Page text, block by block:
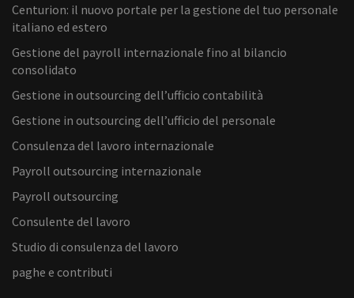
Centurion: il nuovo portale per la gestione del tuo personale
italiano ed estero
Gestione del payroll internazionale fino al bilancio
consolidato
Gestione in outsourcing dell’ufficio contabilità
Gestione in outsourcing dell’ufficio del personale
Consulenza del lavoro internazionale
Payroll outsourcing internazionale
Payroll outsourcing
Consulente del lavoro
Studio di consulenza del lavoro
paghe e contributi